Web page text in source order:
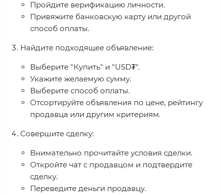
Пройдите верификацию личности.
Привяжите банковскую карту или другой
способ оплаты.
Найдите подходящее объявление:
Выберите "Купить" и "USD₮".
Укажите желаемую сумму.
Выберите способ оплаты.
Отсортируйте объявления по цене, рейтингу
продавца или другим критериям.
Совершите сделку:
Внимательно прочитайте условия сделки.
Откройте чат с продавцом и подтвердите
сделку.
Переведите деньги продавцу.